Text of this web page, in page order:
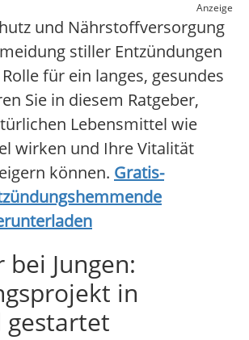
Anzeige
und Nährstoffversorgung
stiller Entzündungen
für ein langes, gesundes
Sie in diesem Ratgeber,
Lebensmittel wie
wirken und Ihre Vitalität
können. Gratis-
Jungen:
in
gestartet